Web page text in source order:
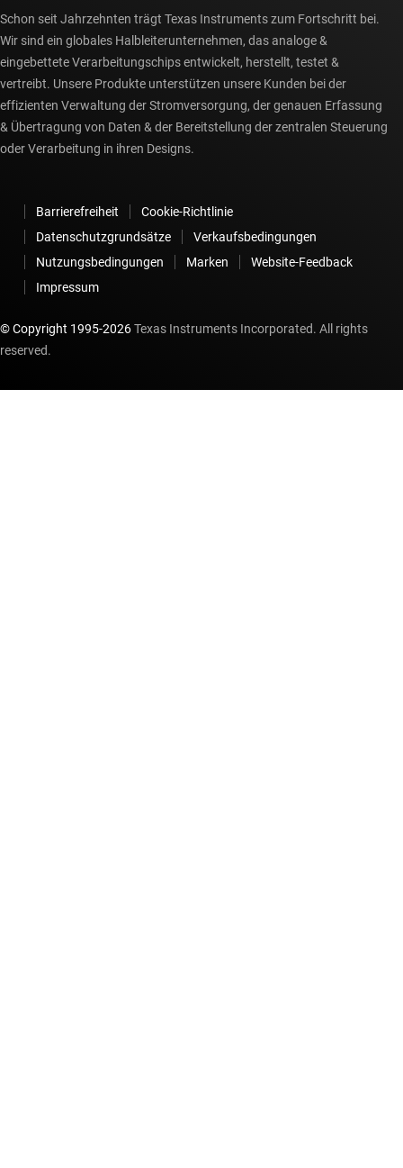
Schon seit Jahrzehnten trägt Texas Instruments zum Fortschritt bei.
Wir sind ein globales Halbleiterunternehmen, das analoge &
eingebettete Verarbeitungschips entwickelt, herstellt, testet &
vertreibt. Unsere Produkte unterstützen unsere Kunden bei der
effizienten Verwaltung der Stromversorgung, der genauen Erfassung
& Übertragung von Daten & der Bereitstellung der zentralen Steuerung
oder Verarbeitung in ihren Designs.
Barrierefreiheit
Cookie-Richtlinie
Datenschutzgrundsätze
Verkaufsbedingungen
Nutzungsbedingungen
Marken
Website-Feedback
Impressum
© Copyright 1995-2026Texas Instruments Incorporated. All rights
reserved.